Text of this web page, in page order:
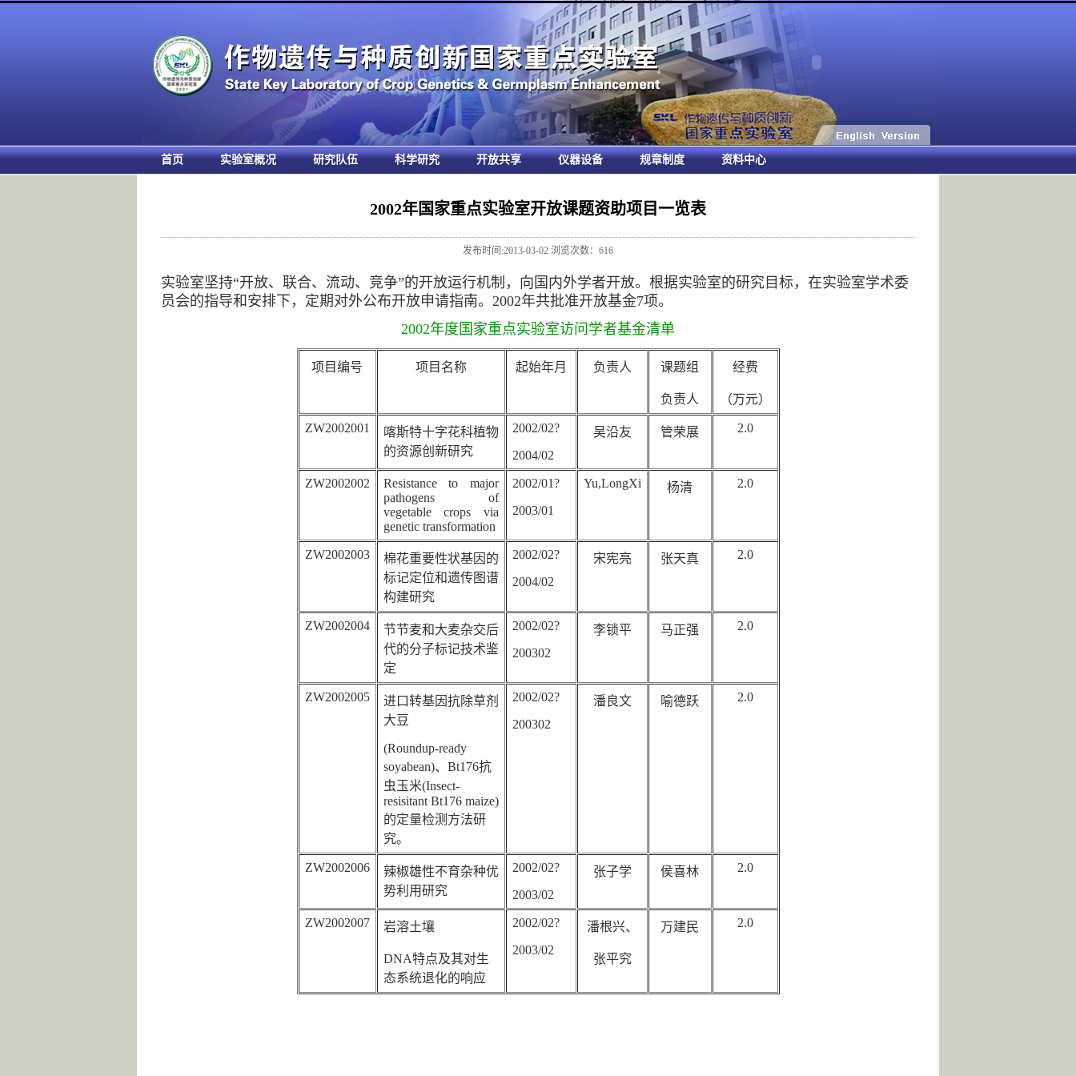
首页 实验室概况 研究队伍 科学研究 开放共享 仪器设备 规章制度 资料中心
2002年国家重点实验室开放课题资助项目一览表
发布时间:2013-03-02 浏览次数： 616
实验室坚持“开放、联合、流动、竞争”的开放运行机制，向国内外学者开放。根据实验室的研究目标，在实验室学术委
员会的指导和安排下，定期对外公布开放申请指南。2002年共批准开放基金7项。
2002年度国家重点实验室访问学者基金清单
项目编号 项目名称 起始年月 负责人 课题组
负责人
经费
（万元）
ZW2002001
喀斯特十字花科植物
的资源创新研究
2002/02?
2004/02
吴沿友 管荣展 2.0
ZW2002002
Resistance to major
pathogens of
vegetable crops via
genetic transformation
2002/01?
2003/01
Yu,LongXi 杨清 2.0
ZW2002003
棉花重要性状基因的
标记定位和遗传图谱
构建研究
2002/02?
2004/02
宋宪亮 张天真 2.0
ZW2002004
节节麦和大麦杂交后
代的分子标记技术鉴
定
2002/02?
200302
李锁平 马正强 2.0
ZW2002005
进口转基因抗除草剂
大豆
(Roundup-ready
soyabean)、 Bt176抗
虫玉米(Insect-
resisitant Bt176 maize)
的定量检测方法研
究。
2002/02?
200302
潘良文 喻德跃 2.0
ZW2002006
辣椒雄性不育杂种优
势利用研究
2002/02?
2003/02
张子学 侯喜林 2.0
ZW2002007 岩溶土壤
DNA特点及其对生
态系统退化的响应
2002/02?
2003/02
潘根兴、
张平究
万建民 2.0